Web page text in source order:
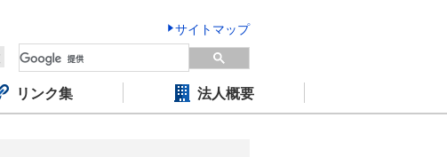
サイトマップ
リンク集 法人概要